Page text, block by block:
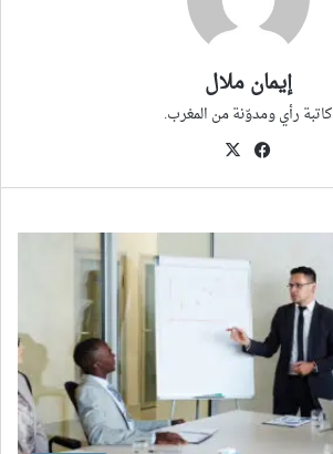
إيمان ملال
كاتبة رأي ومدوّنة من المغرب.
في